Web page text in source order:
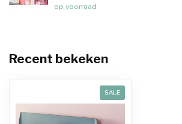
op voorraad
Recent bekeken
SALE